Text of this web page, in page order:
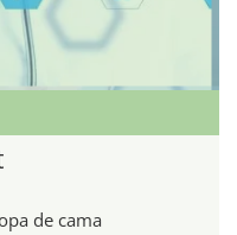
de cama